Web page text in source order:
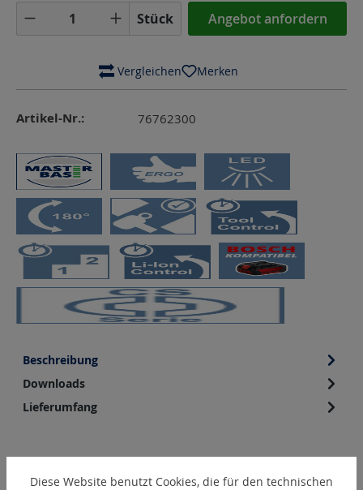
Produkt Anzahl: Gib den gewünschten
Stück Angebot anfordern
Vergleichen Merken
Artikel-Nr.: 76762300
Beschreibung
Downloads
Lieferumfang
Diese Website benutzt Cookies, die für den technischen